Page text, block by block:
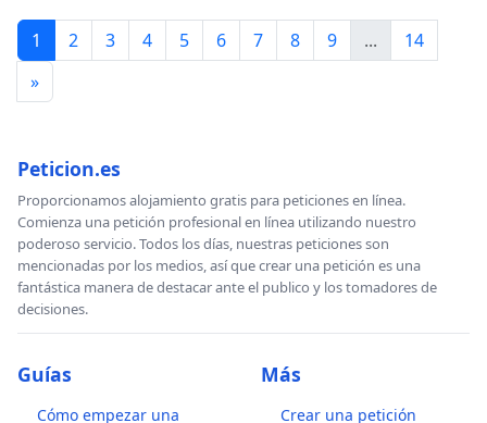
1 2 3 4 5 6 7 8 9 ...
14
»
Peticion.es
Proporcionamos alojamiento gratis para peticiones en línea.
Comienza una petición profesional en línea utilizando nuestro
poderoso servicio. Todos los días, nuestras peticiones son
mencionadas por los medios, así que crear una petición es una
fantástica manera de destacar ante el publico y los tomadores de
decisiones.
Guías
Cómo empezar una
Más
Crear una petición